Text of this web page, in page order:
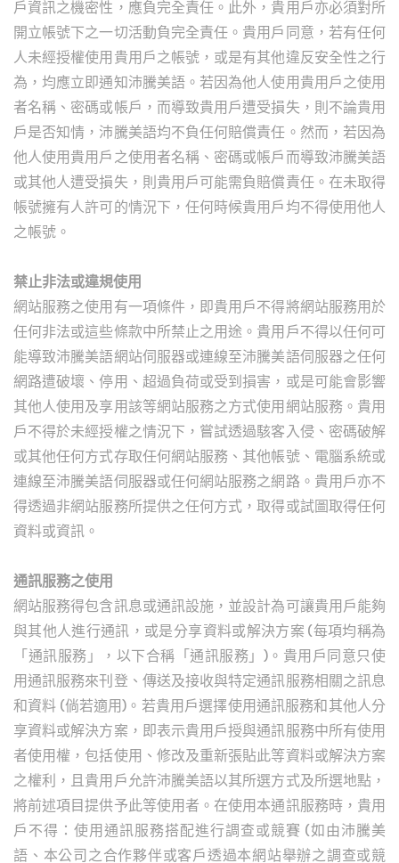
戶資訊之機密性，應負完全責任。此外，貴用戶亦必須對所
開立帳號下之一切活動負完全責任。貴用戶同意，若有任何
人未經授權使用貴用戶之帳號，或是有其他違反安全性之行
為，均應立即通知沛騰美語。若因為他人使用貴用戶之使用
者名稱、密碼或帳戶，而導致貴用戶遭受損失，則不論貴用
戶是否知情，沛騰美語均不負任何賠償責任。然而，若因為
他人使用貴用戶之使用者名稱、密碼或帳戶而導致沛騰美語
或其他人遭受損失，則貴用戶可能需負賠償責任。在未取得
帳號擁有人許可的情況下，任何時候貴用戶均不得使用他人
之帳號。
禁止非法或違規使用
網站服務之使用有一項條件，即貴用戶不得將網站服務用於
任何非法或這些條款中所禁止之用途。貴用戶不得以任何可
能導致沛騰美語網站伺服器或連線至沛騰美語伺服器之任何
網路遭破壞、停用、超過負荷或受到損害，或是可能會影響
其他人使用及享用該等網站服務之方式使用網站服務。貴用
戶不得於未經授權之情況下，嘗試透過駭客入侵、密碼破解
或其他任何方式存取任何網站服務、其他帳號、電腦系統或
連線至沛騰美語伺服器或任何網站服務之網路。貴用戶亦不
得透過非網站服務所提供之任何方式，取得或試圖取得任何
資料或資訊。
通訊服務之使用
網站服務得包含訊息或通訊設施，並設計為可讓貴用戶能夠
與其他人進行通訊，或是分享資料或解決方案 (每項均稱為
「通訊服務」，以下合稱「通訊服務」)。貴用戶同意只使
用通訊服務來刊登、傳送及接收與特定通訊服務相關之訊息
和資料 (倘若適用)。若貴用戶選擇使用通訊服務和其他人分
享資料或解決方案，即表示貴用戶授與通訊服務中所有使用
者使用權，包括使用、修改及重新張貼此等資料或解決方案
之權利，且貴用戶允許沛騰美語以其所選方式及所選地點，
將前述項目提供予此等使用者。在使用本通訊服務時，貴用
戶不得： 使用通訊服務搭配進行調查或競賽 (如由沛騰美
語、本公司之合作夥伴或客戶透過本網站舉辦之調查或競